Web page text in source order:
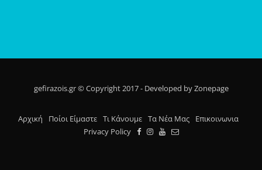
gefirazois.gr © Copyright 2017 - Developed by Zonepage
Αρχική Ποίοι Είμαστε Τι Κάνουμε Τα Νέα Μας
Επικοινωνια
Privacy Policy